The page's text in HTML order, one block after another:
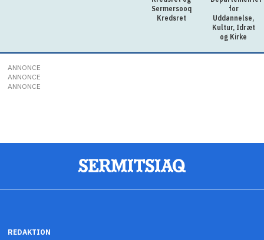
Sermersooq
Kredsret
for
Uddannelse,
Kultur, Idræt
og Kirke
ANNONCE
ANNONCE
ANNONCE
REDAKTION